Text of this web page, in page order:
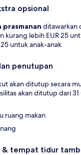
opsional
prasmanan ditawarkan
kurang lebih EUR 25
untuk anak-anak
penutupan
akan ditutup secara
akan ditutup dari
ruang makan
& tempat tidur